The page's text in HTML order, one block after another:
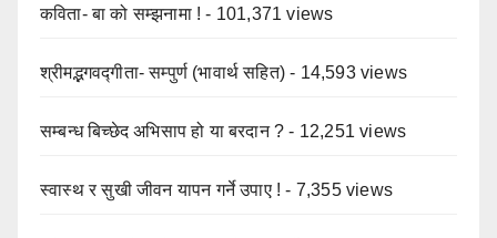
कविता- बा को सम्झनामा ! - 101,371 views
श्रीमद्भगवद्गीता- सम्पुर्ण (भावार्थ सहित) - 14,593 views
सम्बन्ध बिच्छेद अभिसाप हो या बरदान ? - 12,251 views
स्वास्थ र सुखी जीवन यापन गर्ने उपाए ! - 7,355 views